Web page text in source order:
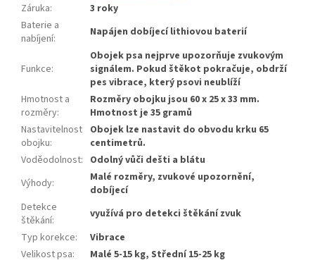
Záruka:
3 roky
Baterie a
nabíjení: Napájen dobíjecí lithiovou baterií
Funkce:
Obojek psa nejprve upozorňuje zvukovým
signálem. Pokud štěkot pokračuje, obdrží
pes vibrace, který psovi neublíží
Hmotnost a
rozměry:
Rozměry obojku jsou 60 x 25 x 33 mm.
Hmotnost je 35 gramů
Nastavitelnost
obojku:
Obojek lze nastavit do obvodu krku 65
centimetrů.
Voděodolnost: Odolný vůči dešti a blátu
Výhody:
Malé rozměry, zvukové upozornění,
dobíjecí
Detekce
štěkání:
využívá pro detekci štěkání zvuk
Typ korekce:
Vibrace
Velikost psa: Malé 5-15 kg, Střední 15-25 kg